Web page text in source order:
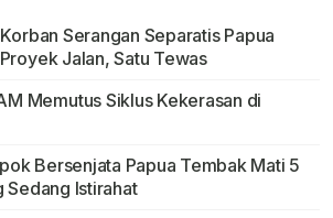
Serangan Separatis Papua
Jalan, Satu Tewas
Memutus Siklus Kekerasan di
Bersenjata Papua Tembak Mati 5
Sedang Istirahat